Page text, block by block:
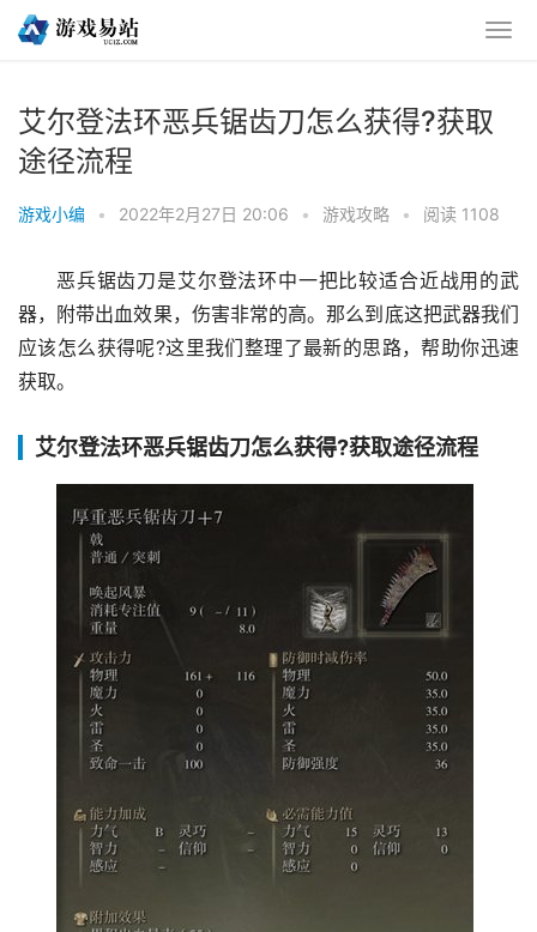
艾尔登法环恶兵锯齿刀怎么获得?获取
途径流程
游戏小编 • 2022年2月27日 20:06 • 游戏攻略 • 阅读 1108
恶兵锯齿刀是艾尔登法环中一把比较适合近战用的武
器，附带出血效果，伤害非常的高。那么到底这把武器我们
应该怎么获得呢?这里我们整理了最新的思路，帮助你迅速
获取。
艾尔登法环恶兵锯齿刀怎么获得?获取途径流程